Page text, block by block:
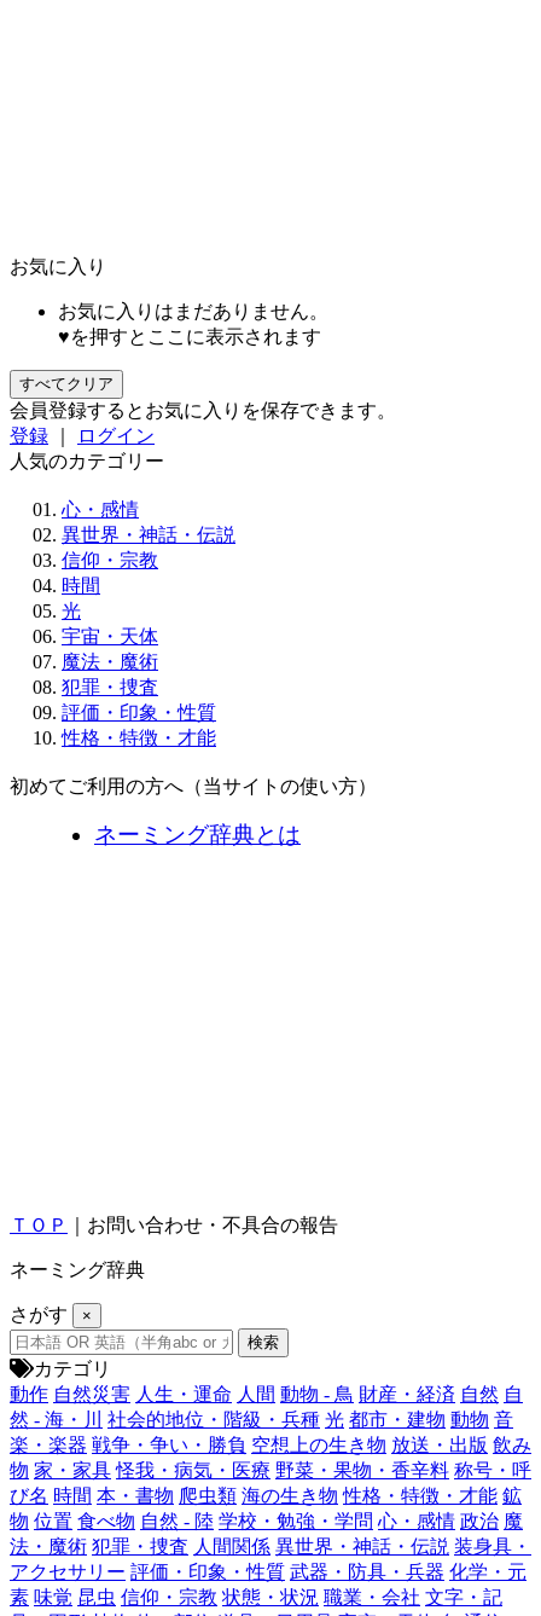
お気に入り
お気に入りはまだありません。
♥を押すとここに表示されます
すべてクリア
会員登録するとお気に入りを保存できます。
登録
ログイン
人気のカテゴリー
心・感情
異世界・神話・伝説
信仰・宗教
時間
光
宇宙・天体
魔法・魔術
犯罪・捜査
評価・印象・性質
性格・特徴・才能
初めてご利用の方へ（当サイトの使い方）
ネーミング辞典とは
ＴＯＰ ｜お問い合わせ・不具合の報告
ネーミング辞典
さがす ×
カテゴリ
動作 自然災害 人生・運命 人間 動物 - 鳥 財産・経済 自然 自
然 - 海・川
社会的地位・階級・兵種 光 都市・建物 動物 音
楽・楽器 戦争・争い・勝負 空想上の生き物 放送・出版 飲み
物 家・家具 怪我・病気・医療 野菜・果物・香辛料 称号・呼
び名 時間 本・書物 爬虫類 海の生き物 性格・特徴・才能 鉱
物 位置 食べ物 自然 - 陸 学校・勉強・学問 心・感情 政治 魔
法・魔術 犯罪・捜査 人間関係 異世界・神話・伝説 装身具・
アクセサリー 評価・印象・性質 武器・防具・兵器 化学・元
素 味覚 昆虫 信仰・宗教 状態・状況 職業・会社 文字・記